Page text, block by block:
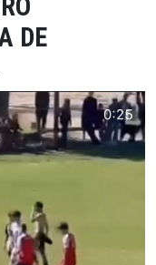
DE